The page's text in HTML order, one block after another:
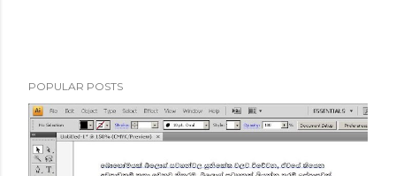
POPULAR POSTS